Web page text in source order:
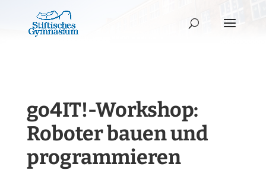
go4IT!-Workshop:
Roboter bauen und
programmieren